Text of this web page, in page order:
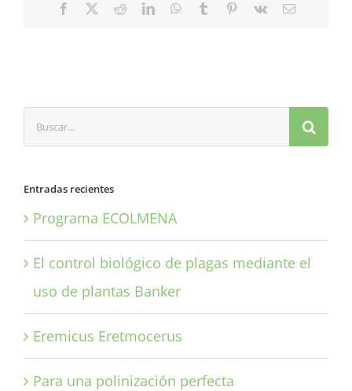
Facebook RedditLinkedInWhatsApp
Tumblr Pinterest
Vk
Correo
Buscar:
Entradas recientes
Programa ECOLMENA
El control biológico de plagas mediante el
uso de plantas Banker
Eremicus Eretmocerus
Para una polinización perfecta